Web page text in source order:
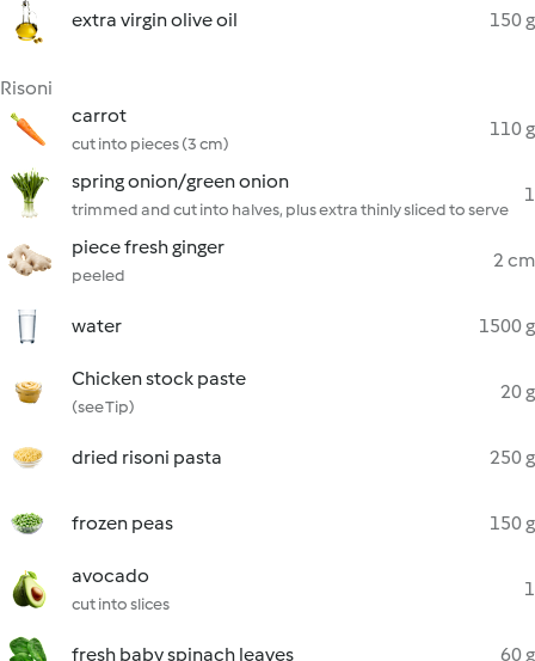
extra virgin olive oil 150 g
Risoni
carrot
cut into pieces (3 cm)
110 g
spring onion/green onion
trimmed and cut into halves, plus extra thinly sliced to serve
1
piece fresh ginger
peeled
2 cm
water 1500 g
Chicken stock paste
(see Tip)
20 g
dried risoni pasta 250 g
frozen peas 150 g
avocado
cut into slices
1
fresh baby spinach leaves 60 g